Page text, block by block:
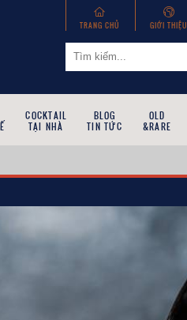
TRANG CHỦ GIỚI THIỆU
COCKTAIL
TẠI NHÀ
BLOG
TIN TỨC
OLD
&RARE